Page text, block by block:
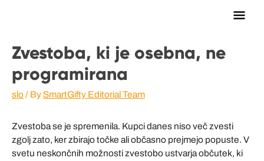
Main
Zvestoba, ki je osebna, ne
programirana
slo/ BySmartGifty Editorial Team
Zvestoba se je spremenila. Kupci danes niso več zvesti
zgolj zato, ker zbirajo točke ali občasno prejmejo popuste. V
svetu neskončnih možnosti zvestobo ustvarja občutek, ki